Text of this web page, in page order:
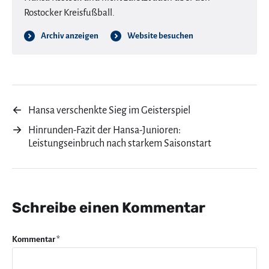
Rostocker Kreisfußball.
Archiv anzeigen Website besuchen
←
Hansa verschenkte Sieg im Geisterspiel
→
Hinrunden-Fazit der Hansa-Junioren:
Leistungseinbruch nach starkem Saisonstart
Schreibe einen Kommentar
Kommentar*